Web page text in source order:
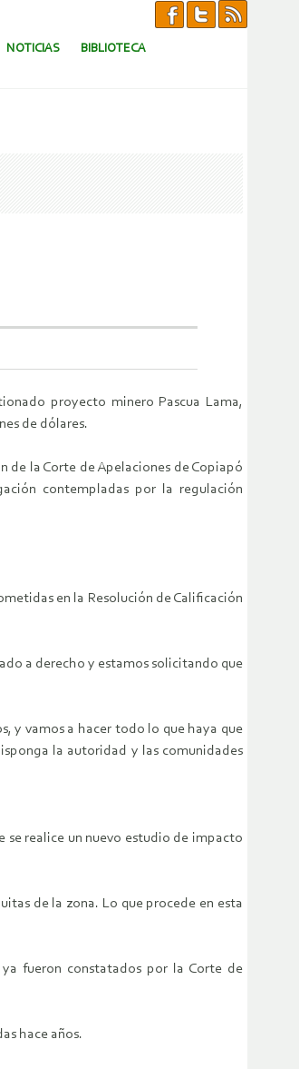
NOTICIAS BIBLIOTECA
proyecto minero Pascua Lama,
de dólares.
de la Corte de Apelaciones de Copiapó
contempladas por la regulación
en la Resolución de Calificación
a derecho y estamos solicitando que
y vamos a hacer todo lo que haya que
la autoridad y las comunidades
se realice un nuevo estudio de impacto
de la zona. Lo que procede en esta
fueron constatados por la Corte de
hace años.